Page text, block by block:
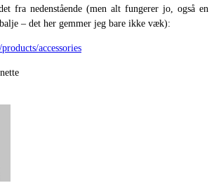
fra nedenstående (men alt fungerer jo, også en
– det her gemmer jeg bare ikke væk):
accessories